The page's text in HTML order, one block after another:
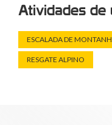
Atividades de
ESCALADA DE
RESGATE ALPINO